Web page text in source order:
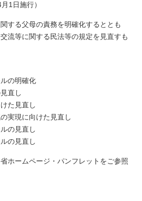
1日施行）
する父母の責務を明確化するととも
流等に関する民法等の規定を見直すも
の明確化
直し
た見直し
実現に向けた見直し
の見直し
の見直し
ホームページ・パンフレットをご参照